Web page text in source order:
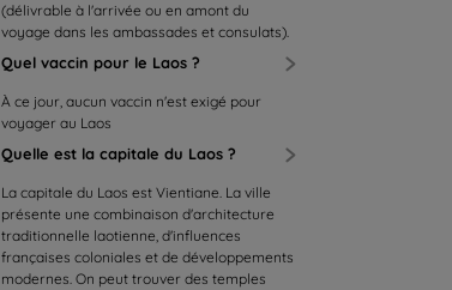
(délivrable à l'arrivée ou en amont du
voyage dans les ambassades et consulats).
Quel vaccin pour le Laos ?
À ce jour, aucun vaccin n'est exigé pour
voyager au Laos
Quelle est la capitale du Laos ?
La capitale du Laos est Vientiane. La ville
présente une combinaison d'architecture
traditionnelle laotienne, d'influences
françaises coloniales et de développements
modernes. On peut trouver des temples